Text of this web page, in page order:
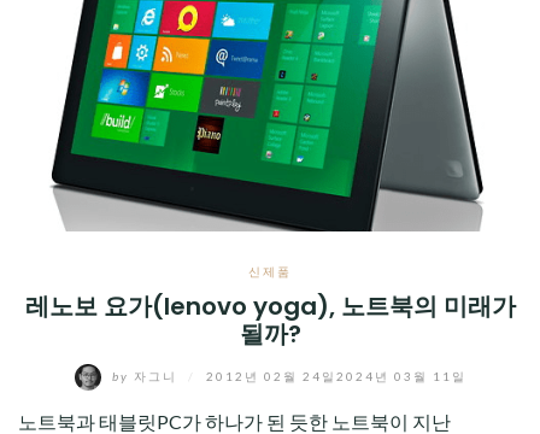
신제품
레노보 요가(lenovo yoga), 노트북의 미래가
될까?
by 자그니 2012년 02월 24일 2024년 03월 11일
노트북과 태블릿PC가 하나가 된 듯한 노트북이 지난